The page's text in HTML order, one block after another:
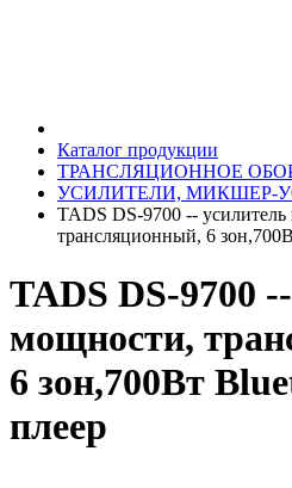
Каталог продукции
ТРАНСЛЯЦИОННОЕ
УСИЛИТЕЛИ, МИКШЕР-
TADS DS-9700 --
трансляционный, 6
TADS DS-9700
мощности,
6 зон,700Вт
плеер